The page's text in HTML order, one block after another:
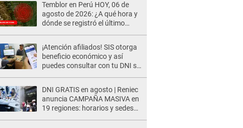
Temblor en Perú HOY, 06 de
agosto de 2026: ¿A qué hora y
dónde se registró el último
¡Atención afiliados! SIS otorga
beneficio económico y así
puedes consultar con tu DNI si
DNI GRATIS en agosto | Reniec
anuncia CAMPAÑA MASIVA en
19 regiones: horarios y sedes